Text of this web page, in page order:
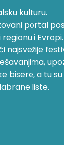
kulturu.
portal
regionu i
najsvežije
bisere, a tu su
liste.